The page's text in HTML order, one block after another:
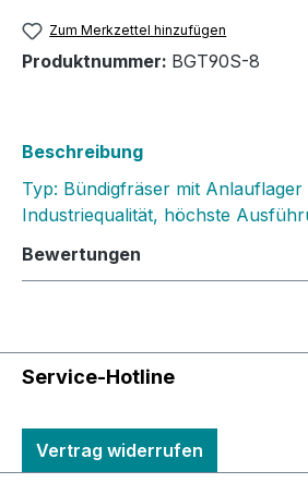
Zum Merkzettel hinzufügen
Produktnummer: BGT90S-8
Beschreibung
Typ: Bündigfräser mit Anlauflager
Industriequalität, höchste
Bewertungen
Service-Hotline
Vertrag widerrufen